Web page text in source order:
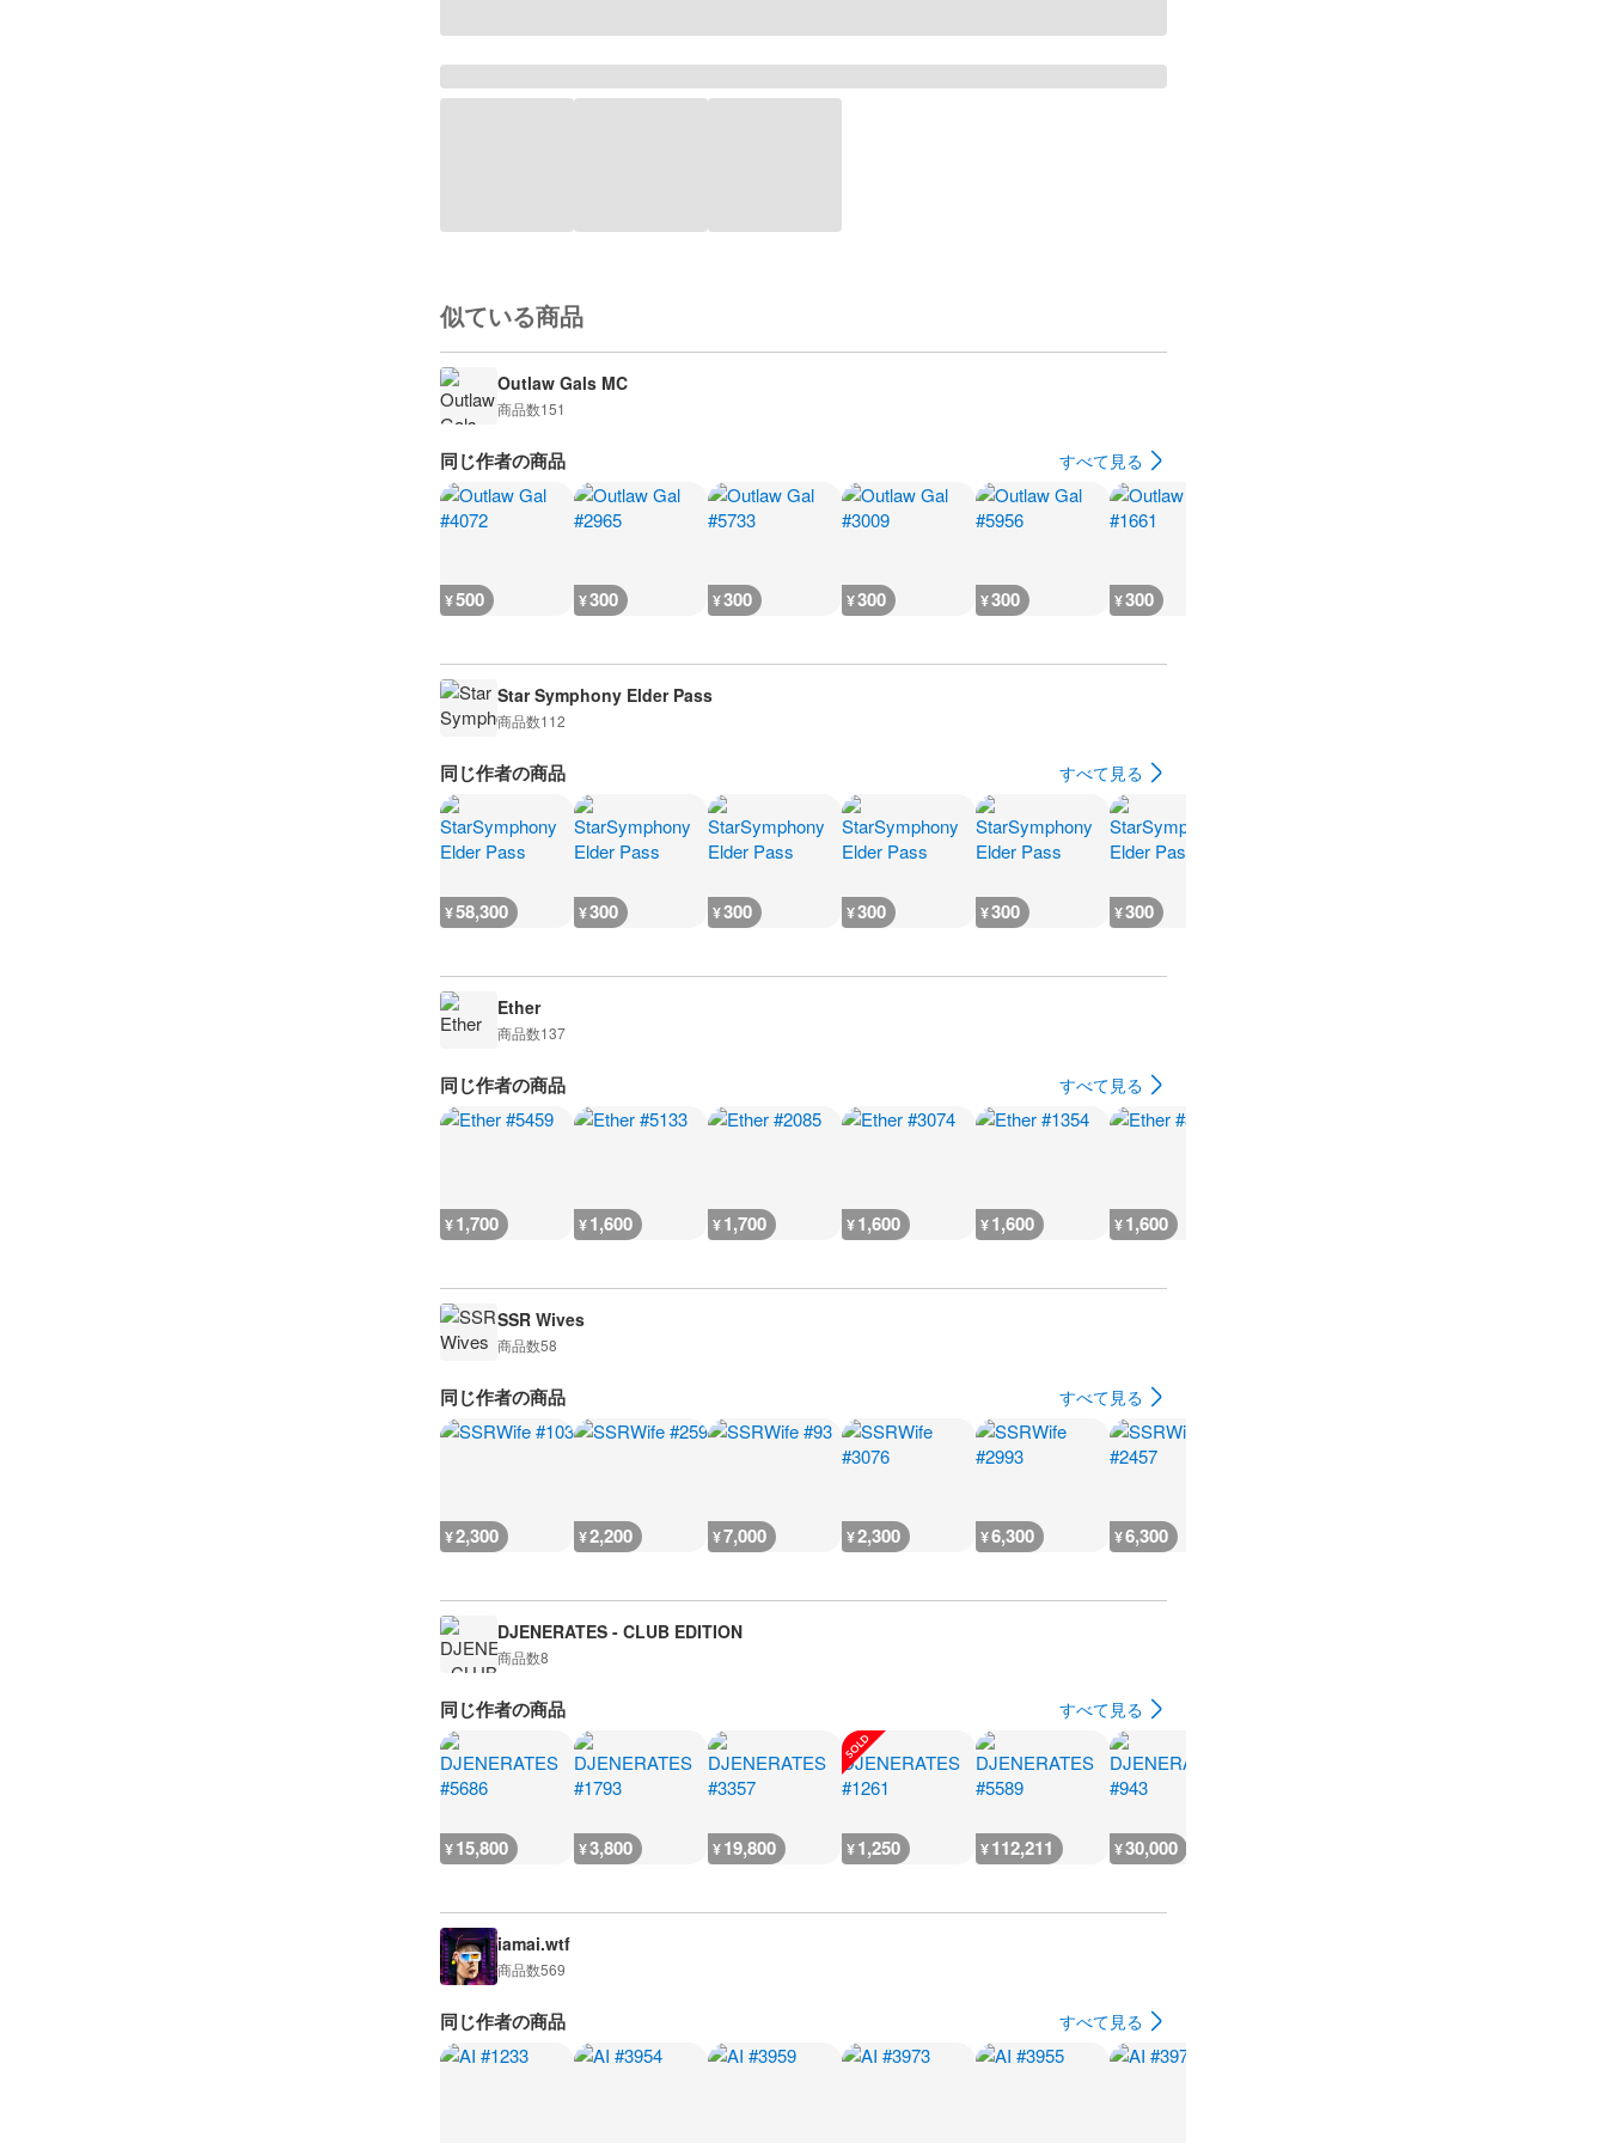
似ている商品
Outlaw Gals MC
商品数151
同じ作者の商品 すべて見る
¥500 ¥300 ¥300 ¥300 ¥300 ¥300
Star Symphony Elder Pass
商品数112
同じ作者の商品 すべて見る
¥58,300 ¥300 ¥300 ¥300 ¥300 ¥300
Ether
商品数137
同じ作者の商品 すべて見る
¥1,700 ¥1,600 ¥1,700 ¥1,600 ¥1,600 ¥1,600
SSR Wives
商品数58
同じ作者の商品 すべて見る
¥2,300 ¥2,200 ¥7,000 ¥2,300 ¥6,300 ¥6,300
DJENERATES - CLUB EDITION
商品数8
同じ作者の商品 すべて見る
¥15,800 ¥3,800 ¥19,800 ¥1,250 ¥112,211 ¥30,000
iamai.wtf
商品数569
同じ作者の商品 すべて見る